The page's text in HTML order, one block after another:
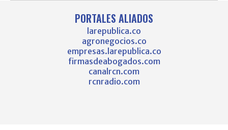
PORTALES ALIADOS
larepublica.co
agronegocios.co
empresas.larepublica.co
firmasdeabogados.com
canalrcn.com
rcnradio.com